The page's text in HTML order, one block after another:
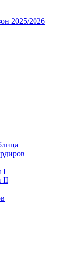
2025/2026
I
II